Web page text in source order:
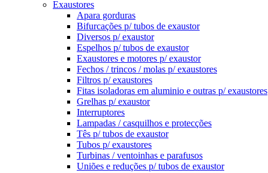
Exaustores
Apara gorduras
Bifurcações p/ tubos de exaustor
Diversos p/ exaustor
Espelhos p/ tubos de exaustor
Exaustores e motores p/ exaustor
Fechos / trincos / molas p/ exaustores
Filtros p/ exaustores
Fitas isoladoras em aluminio e outras p/ exaustores
Grelhas p/ exaustor
Interruptores
Lampadas / casquilhos e protecções
Tês p/ tubos de exaustor
Tubos p/ exaustores
Turbinas / ventoinhas e parafusos
Uniões e reduções p/ tubos de exaustor